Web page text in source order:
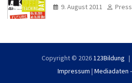
9. August 2011
Copyright © 2026123Bildung
Impressum | Mediadaten